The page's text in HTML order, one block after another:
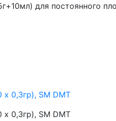
для постоянного
0,3гр), SM DMT
0,3гр), SM DMT